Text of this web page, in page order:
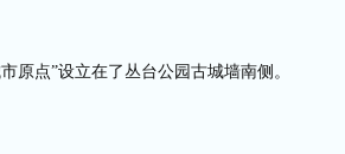
原点”设立在了丛台公园古城墙南侧。